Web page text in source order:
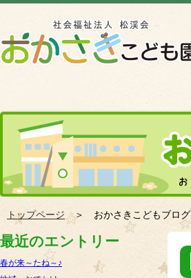
トップページ ＞ おかさきこどもブログ
最近のエントリー
春が来～たね～♪